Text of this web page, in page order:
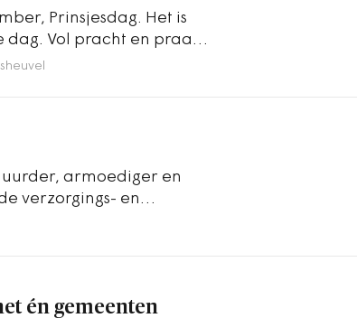
Prinsjesdag. Het is
dag. Vol pracht en praal.
armoediger en
verzorgings- en
schaarsere…
én gemeenten